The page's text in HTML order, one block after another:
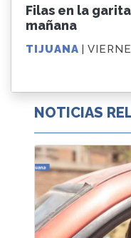
Filas en la
mañana
TIJUANA |
NOTICIAS